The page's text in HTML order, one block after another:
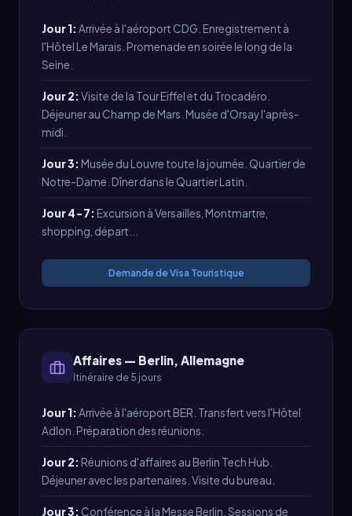
Jour 1:Arrivée à l'aéroport CDG. Enregistrement à
l'Hôtel Le Marais. Promenade en soirée le long de la
Seine.
Jour 2:Visite de la Tour Eiffel et du Trocadéro.
Déjeuner au Champ de Mars. Musée d'Orsay l'après-
midi.
Jour 3: Musée du Louvre toute la journée. Quartier de
Notre-Dame. Dîner dans le Quartier Latin.
Jour 4-7: Excursion à Versailles, Montmartre,
shopping, départ...
Demande de Visa Touristique
Affaires — Berlin, Allemagne
Itinéraire de 5 jours
Jour 1:Arrivée à l'aéroport BER. Transfert vers l'Hôtel
Adlon. Préparation des réunions.
Jour 2: Réunions d'affaires au Berlin Tech Hub.
Déjeuner avec les partenaires. Visite du bureau.
Jour 3: Conférence à la Messe Berlin. Sessions de